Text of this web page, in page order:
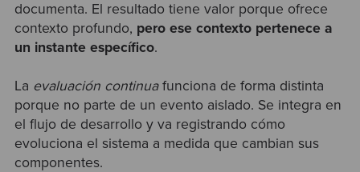
documenta. El resultado tiene valor porque ofrece
contexto profundo, pero ese contexto pertenece a
un instante específico.
La evaluación continuafunciona de forma distinta
porque no parte de un evento aislado. Se integra en
el flujo de desarrollo y va registrando cómo
evoluciona el sistema a medida que cambian sus
componentes.